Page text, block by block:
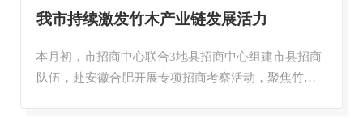
我市持续激发竹木产业链发展活力
本月初，市招商中心联合3地县招商中心组建市县招商
队伍，赴安徽合肥开展专项招商考察活动，聚焦竹木